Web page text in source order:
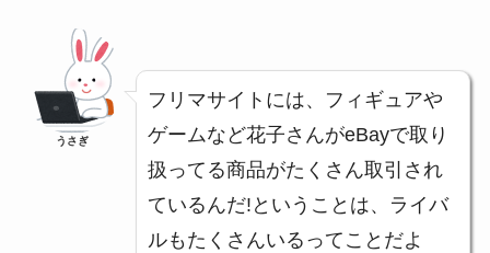
うさぎ
フリマサイトには、フィギュアや
ゲームなど花子さんがeBayで取り
扱ってる商品がたくさん取引され
ているんだ!ということは、ライバ
ルもたくさんいるってことだよ